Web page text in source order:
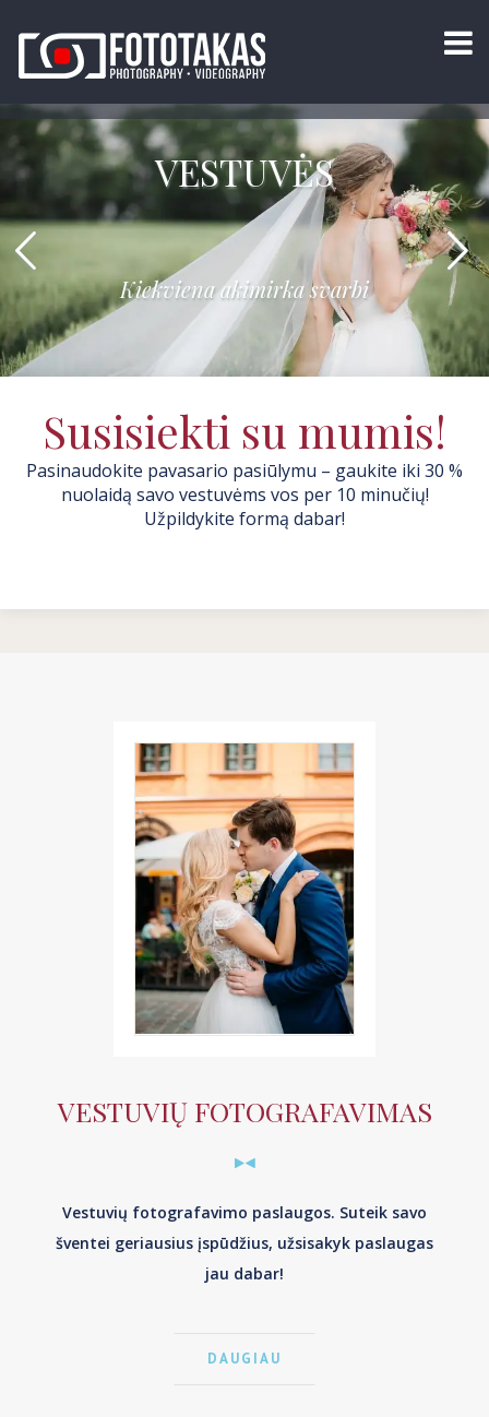
VESTUVĖS
Kiekviena akimirka svarbi
Susisiekti su mumis!
Pasinaudokite pavasario pasiūlymu – gaukite iki 30 %
nuolaidą savo vestuvėms vos per 10 minučių!
Užpildykite formą dabar!
VESTUVIŲ FOTOGRAFAVIMAS
Vestuvių fotografavimo paslaugos. Suteik savo
šventei geriausius įspūdžius, užsisakyk paslaugas
jau dabar!
DAUGIAU